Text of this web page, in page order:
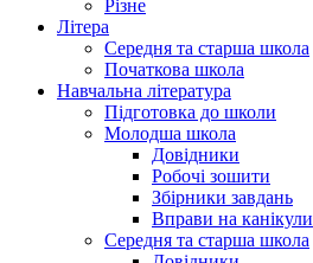
Різне
Літера
Середня та старша школа
Початкова школа
Навчальна література
Підготовка до школи
Молодша школа
Довідники
Робочі зошити
Збірники завдань
Вправи на канікули
Середня та старша школа